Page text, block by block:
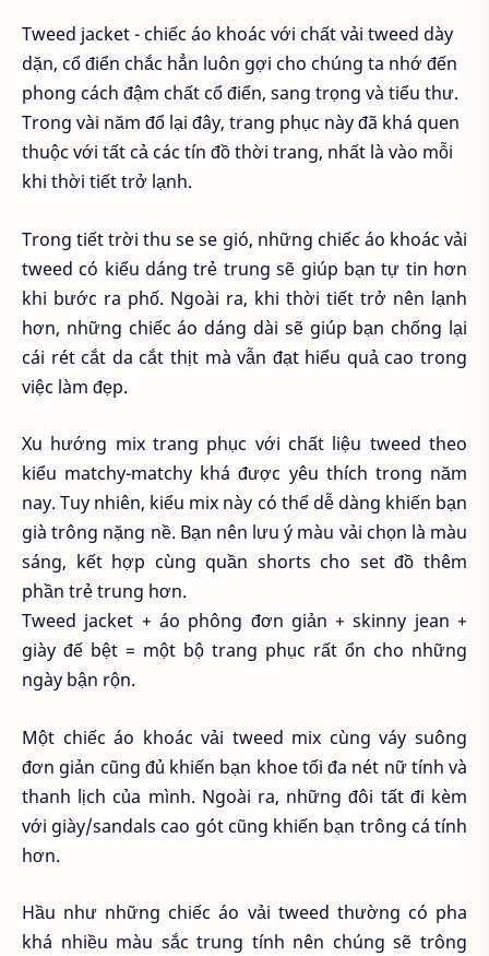
Tweed jacket - chiếc áo khoác với chất vải tweed dày
dặn, cổ điển chắc hẳn luôn gợi cho chúng ta nhớ đến
phong cách đậm chất cổ điển, sang trọng và tiểu thư.
Trong vài năm đổ lại đây, trang phục này đã khá quen
thuộc với tất cả các tín đồ thời trang, nhất là vào mỗi
khi thời tiết trở lạnh.
Trong tiết trời thu se se gió, những chiếc áo khoác vải
tweed có kiểu dáng trẻ trung sẽ giúp bạn tự tin hơn
khi bước ra phố. Ngoài ra, khi thời tiết trở nên lạnh
hơn, những chiếc áo dáng dài sẽ giúp bạn chống lại
cái rét cắt da cắt thịt mà vẫn đạt hiểu quả cao trong
việc làm đẹp.
Xu hướng mix trang phục với chất liệu tweed theo
kiểu matchy-matchy khá được yêu thích trong năm
nay. Tuy nhiên, kiểu mix này có thể dễ dàng khiến bạn
già trông nặng nề. Bạn nên lưu ý màu vải chọn là màu
sáng, kết hợp cùng quần shorts cho set đồ thêm
phần trẻ trung hơn.
Tweed jacket + áo phông đơn giản + skinny jean +
giày đế bệt = một bộ trang phục rất ổn cho những
ngày bận rộn.
Một chiếc áo khoác vải tweed mix cùng váy suông
đơn giản cũng đủ khiến bạn khoe tối đa nét nữ tính và
thanh lịch của mình. Ngoài ra, những đôi tất đi kèm
với giày/sandals cao gót cũng khiến bạn trông cá tính
hơn.
Hầu như những chiếc áo vải tweed thường có pha
khá nhiều màu sắc trung tính nên chúng sẽ trông